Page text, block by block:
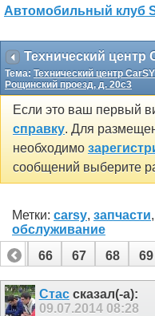
Автомобильный клуб
Тема: Технический центр
Рощинский проезд, д. 20с3
Если это ваш первый
справку. Для
необходимо
сообщений выберите
Метки: carsy, запчасти,
обслуживание
65
66 67 68 69
85 86
Стассказал(-а):
09.07.2014 08:28